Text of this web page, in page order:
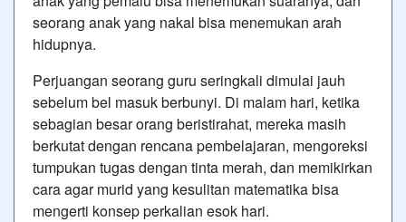
seorang anak yang nakal bisa menemukan arah
hidupnya.
Perjuangan seorang guru seringkali dimulai jauh
sebelum bel masuk berbunyi. Di malam hari, ketika
sebagian besar orang beristirahat, mereka masih
berkutat dengan rencana pembelajaran, mengoreksi
tumpukan tugas dengan tinta merah, dan memikirkan
cara agar murid yang kesulitan matematika bisa
mengerti konsep perkalian esok hari.